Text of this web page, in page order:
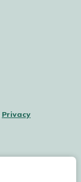
Privacy